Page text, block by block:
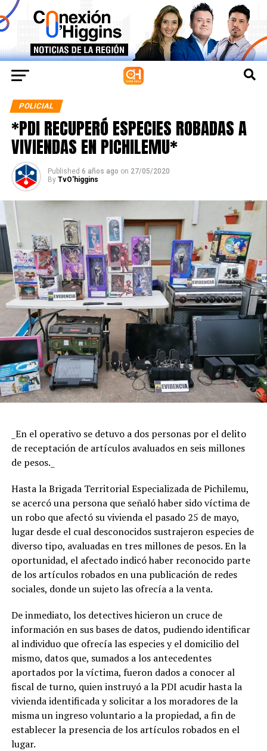
POLICIAL
*PDI RECUPERÓ ESPECIES ROBADAS A
VIVIENDAS EN PICHILEMU*
Published 6 años ago on 27/05/2020
By TvO'higgins
_En el operativo se detuvo a dos personas por el delito
de receptación de artículos avaluados en seis millones
de pesos._
Hasta la Brigada Territorial Especializada de Pichilemu,
se acercó una persona que señaló haber sido víctima de
un robo que afectó su vivienda el pasado 25 de mayo,
lugar desde el cual desconocidos sustrajeron especies de
diverso tipo, avaluadas en tres millones de pesos. En la
oportunidad, el afectado indicó haber reconocido parte
de los artículos robados en una publicación de redes
sociales, donde un sujeto las ofrecía a la venta.
De inmediato, los detectives hicieron un cruce de
información en sus bases de datos, pudiendo identificar
al individuo que ofrecía las especies y el domicilio del
mismo, datos que, sumados a los antecedentes
aportados por la víctima, fueron dados a conocer al
fiscal de turno, quien instruyó a la PDI acudir hasta la
vivienda identificada y solicitar a los moradores de la
misma un ingreso voluntario a la propiedad, a fin de
establecer la presencia de los artículos robados en el
lugar.